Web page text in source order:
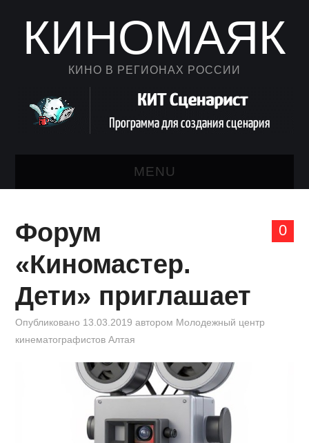
КИНОМАЯК
КИНО В РЕГИОНАХ РОССИИ
MENU
КАЛЕНДАРЬ
АВТОРСКИЙ ЛИСТ
КИНОЗАЛ
ФИЛЬМЫ
КОНТАКТЫ
0
Форум
«Киномастер.
Дети» приглашает
Опубликовано 13.03.2019 автором Молодежный центр
кинематографистов Алтая